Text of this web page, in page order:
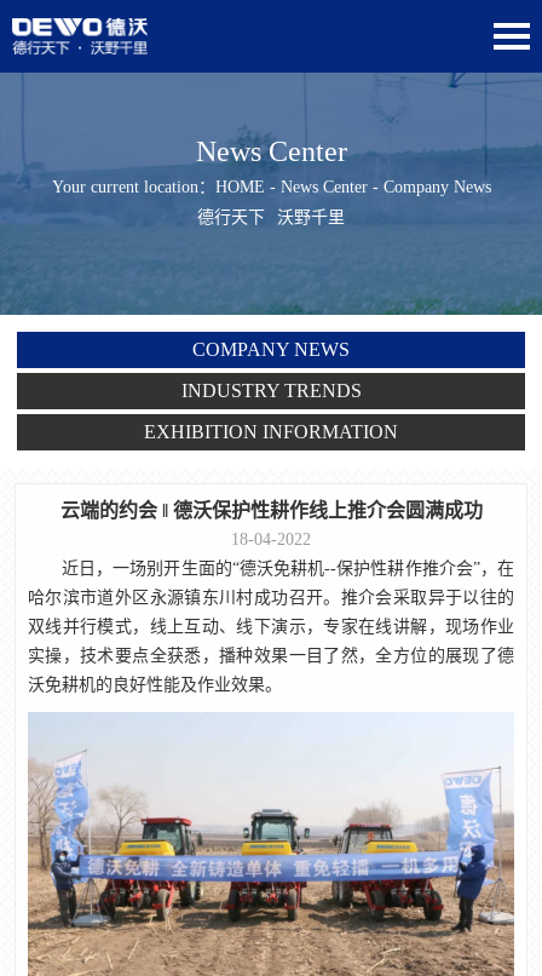
News Center
Your current location： HOME - News Center- Company News
德行天下
沃野千里
COMPANY NEWS
INDUSTRY TRENDS
EXHIBITION INFORMATION
云端的约会 ‖ 德沃保护性耕作线上推介会圆满成功
18-04-2022
近日，一场别开生面的“德沃免耕机--保护性耕作推介会”，在
哈尔滨市道外区永源镇东川村成功召开。推介会采取异于以往的
双线并行模式，线上互动、线下演示，专家在线讲解，现场作业
实操，技术要点全获悉，播种效果一目了然，全方位的展现了德
沃免耕机的良好性能及作业效果。